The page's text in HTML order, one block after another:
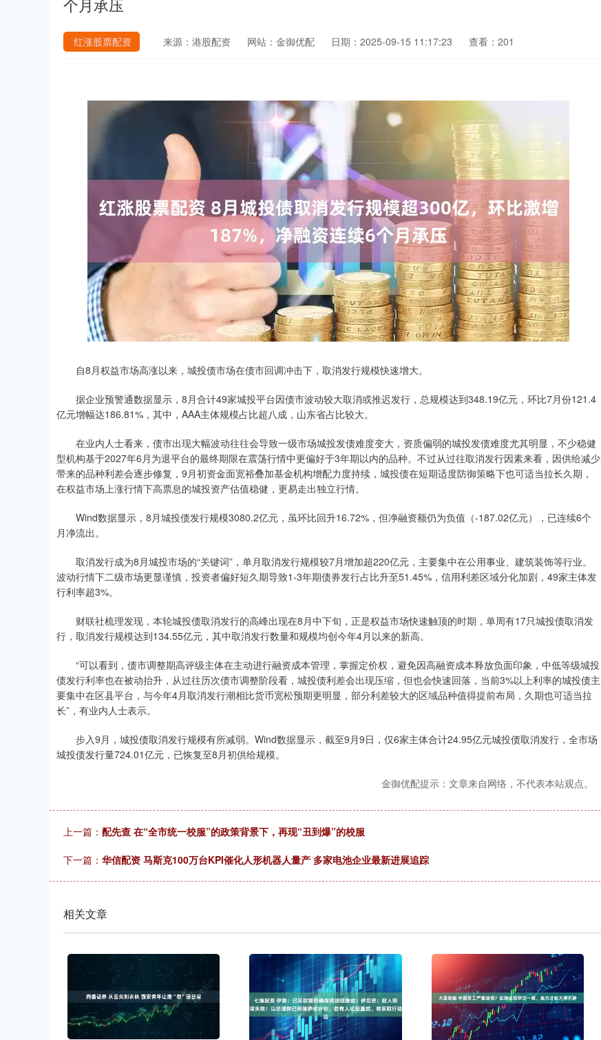
个月承压
红涨股票配资 来源：港股配资 网站：金御优配 日期：2025-09-15 11:17:23 查看：201
自8月权益市场高涨以来，城投债市场在债市回调冲击下，取消发行规模快速增大。
据企业预警通数据显示，8月合计49家城投平台因债市波动较大取消或推迟发行，总规模达到348.19亿元，环比7月份121.4
亿元增幅达186.81%，其中，AAA主体规模占比超八成，山东省占比较大。
在业内人士看来，债市出现大幅波动往往会导致一级市场城投发债难度变大，资质偏弱的城投发债难度尤其明显，不少稳健
型机构基于2027年6月为退平台的最终期限在震荡行情中更偏好于3年期以内的品种。不过从过往取消发行因素来看，因供给减少
带来的品种利差会逐步修复，9月初资金面宽裕叠加基金机构增配力度持续，城投债在短期适度防御策略下也可适当拉长久期，
在权益市场上涨行情下高票息的城投资产估值稳健，更易走出独立行情。
Wind数据显示，8月城投债发行规模3080.2亿元，虽环比回升16.72%，但净融资额仍为负值（-187.02亿元），已连续6个
月净流出。
取消发行成为8月城投市场的“关键词”，单月取消发行规模较7月增加超220亿元，主要集中在公用事业、建筑装饰等行业。
波动行情下二级市场更显谨慎，投资者偏好短久期导致1-3年期债券发行占比升至51.45%，信用利差区域分化加剧，49家主体发
行利率超3%。
财联社梳理发现，本轮城投债取消发行的高峰出现在8月中下旬，正是权益市场快速触顶的时期，单周有17只城投债取消发
行，取消发行规模达到134.55亿元，其中取消发行数量和规模均创今年4月以来的新高。
“可以看到，债市调整期高评级主体在主动进行融资成本管理，掌握定价权，避免因高融资成本释放负面印象，中低等级城投
债发行利率也在被动抬升，从过往历次债市调整阶段看，城投债利差会出现压缩，但也会快速回落，当前3%以上利率的城投债主
要集中在区县平台，与今年4月取消发行潮相比货币宽松预期更明显，部分利差较大的区域品种值得提前布局，久期也可适当拉
长”，有业内人士表示。
步入9月，城投债取消发行规模有所减弱。Wind数据显示，截至9月9日，仅6家主体合计24.95亿元城投债取消发行，全市场
城投债发行量724.01亿元，已恢复至8月初供给规模。
金御优配提示：文章来自网络，不代表本站观点。
上一篇： 配先查 在“全市统一校服”的政策背景下，再现“丑到爆”的校服
下一篇： 华信配资 马斯克100万台KPI催化人形机器人量产 多家电池企业最新进展追踪
相关文章